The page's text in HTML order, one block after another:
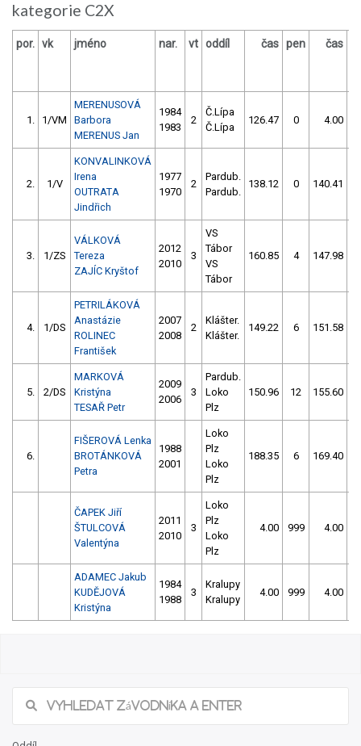
kategorie C2X
por. vk jméno nar. vt oddíl čas pen čas
1. 1/VM
MERENUSOVÁ
Barbora
MERENUS Jan
1984
1983
2
Č.Lípa
Č.Lípa
126.47 0 4.00
2. 1/V
KONVALINKOVÁ
Irena
OUTRATA
Jindřich
1977
1970
2
Pardub.
Pardub.
138.12 0 140.41
3. 1/ZS
VÁLKOVÁ
Tereza
ZAJÍC Kryštof
2012
2010
3
VS
Tábor
VS
Tábor
160.85 4 147.98
4. 1/DS
PETRILÁKOVÁ
Anastázie
ROLINEC
František
2007
2008
2
Klášter.
Klášter.
149.22 6 151.58
5. 2/DS
MARKOVÁ
Kristýna
TESAŘ Petr
2009
2006
3
Pardub.
Loko
Plz
150.96 12 155.60
6.
FIŠEROVÁ Lenka
BROTÁNKOVÁ
Petra
1988
2001
Loko
Plz
Loko
Plz
188.35 6 169.40
ČAPEK Jiří
ŠTULCOVÁ
Valentýna
2011
2010
3
Loko
Plz
Loko
Plz
4.00 999 4.00
ADAMEC Jakub
KUDĚJOVÁ
Kristýna
1984
1988
3
Kralupy
Kralupy
4.00 999 4.00